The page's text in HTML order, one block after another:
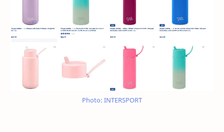
Photo: INTERSPORT